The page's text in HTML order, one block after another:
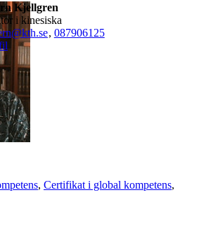
Kjellgren
i kinesiska
, 087906125
Certifikat i global kompetens